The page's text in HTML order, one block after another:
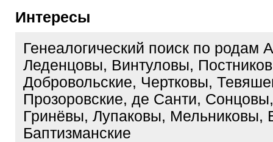
Интересы
Генеалогический поиск по родам
Леденцовы, Винтуловы,
Добровольские, Чертковы,
Прозоровские, де Санти,
Гринёвы, Лупаковы, Мельниковы,
Баптизманские